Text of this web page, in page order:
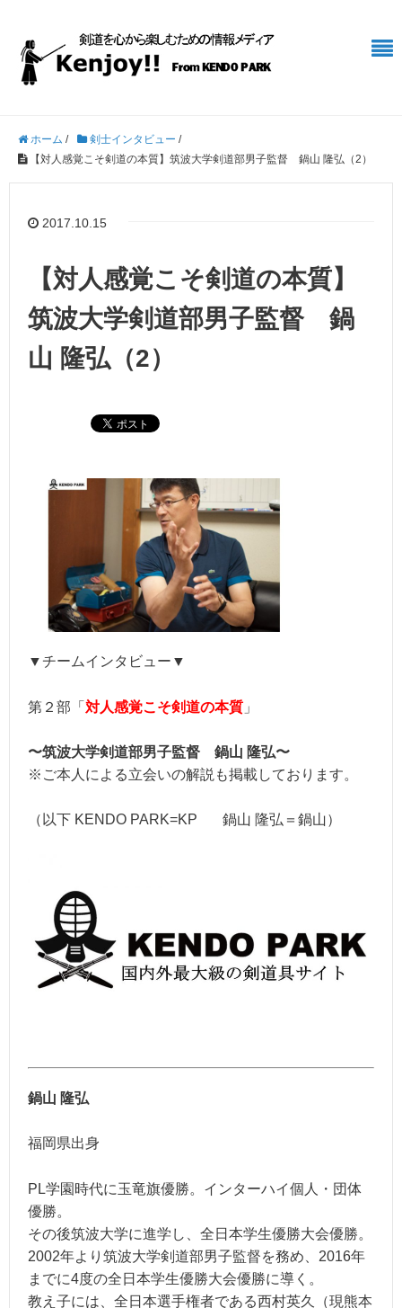
ホーム / 剣士インタビュー /
【対人感覚こそ剣道の本質】筑波大学剣道部男子監督 鍋山 隆弘（2）
2017.10.15
【対人感覚こそ剣道の本質】
筑波大学剣道部男子監督 鍋
山 隆弘（2）
▼チームインタビュー▼
第２部「 対人感覚こそ剣道の本質 」
〜筑波大学剣道部男子監督 鍋山 隆弘〜
※ご本人による立会いの解説も掲載しております。
（以下 KENDO PARK=KP 鍋山 隆弘＝鍋山）
鍋山 隆弘
福岡県出身
PL学園時代に玉竜旗優勝。インターハイ個人・団体
優勝。
その後筑波大学に進学し、全日本学生優勝大会優勝。
2002年より筑波大学剣道部男子監督を務め、2016年
までに4度の全日本学生優勝大会優勝に導く。
教え子には、全日本選手権者である西村英久（現熊本